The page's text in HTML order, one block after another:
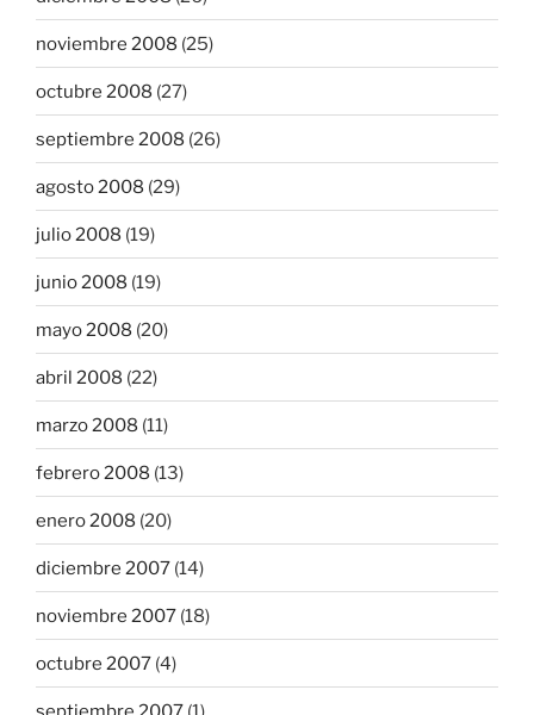
noviembre 2008 (25)
octubre 2008 (27)
septiembre 2008 (26)
agosto 2008 (29)
julio 2008 (19)
junio 2008 (19)
mayo 2008 (20)
abril 2008 (22)
marzo 2008 (11)
febrero 2008 (13)
enero 2008 (20)
diciembre 2007 (14)
noviembre 2007 (18)
octubre 2007 (4)